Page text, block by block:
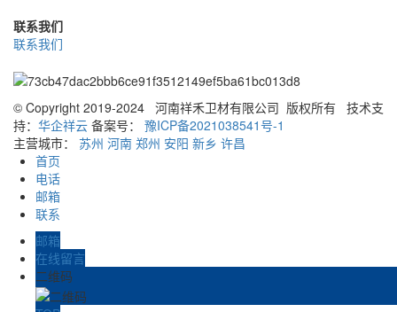
联系我们
联系我们
© Copyright 2019-2024 河南祥禾卫材有限公司 版权所有 技术支
持： 华企祥云 备案号： 豫ICP备2021038541号-1
主营城市： 苏州 河南 郑州 安阳 新乡 许昌
首页
电话
邮箱
联系
邮箱
在线留言
二维码